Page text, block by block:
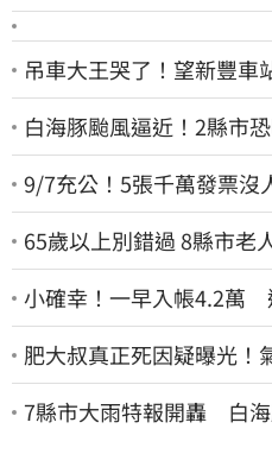
吊車大王哭了！望新豐車
白海豚颱風逼近！2縣市
9/7充公！5張千萬發票
65歲以上別錯過 8縣市老
小確幸！一早入帳4.2萬
肥大叔真正死因疑曝光
一點超不合理
7縣市大雨特報開轟 白